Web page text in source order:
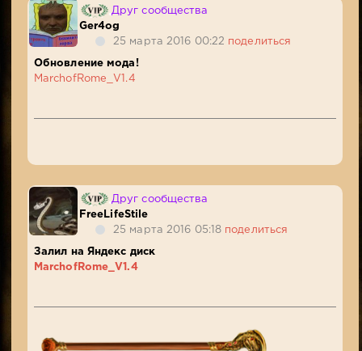
Друг сообщества
Ger4og
25 марта 2016 00:22
поделиться
Обновление мода!
MarchofRome_V1.4
Друг сообщества
FreeLifeStile
25 марта 2016 05:18 поделиться
Залил на Яндекс диск
MarchofRome_V1.4